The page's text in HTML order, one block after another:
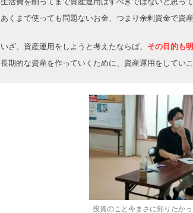
あくまで使っても問題ないお金、つまり余剰資金で資
いざ、資産運用をしようと考えたならば、 その目的も
長期的な資産を作っていくために、資産運用をしてい
投資のこと今まさに知りたか